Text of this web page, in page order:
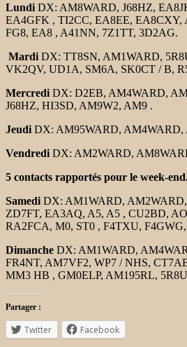
Lundi DX: AM8WARD, J68HZ,
EA4GFK , TI2CC, EA8EE,
FG8, EA8 , A41NN, 7Z1TT, 3D2AG.
Mardi DX: TT8SN, AM1WARD,
VK2QV, UD1A, SM6A, SK0CT / B,
Mercredi DX: D2EB, AM4WARD,
J68HZ, HI3SD, AM9W2, AM9 .
Jeudi DX: AM95WARD,
Vendredi DX: AM2WARD,
5 contacts rapportés pour le week-
Samedi DX: AM1WARD,
ZD7FT, EA3AQ, A5, A5 , CU2BD,
RA2FCA, M0, ST0 , F4TXU,
Dimanche DX: AM1WARD,
FR4NT, AM7VF2, WP7 / NHS,
MM3 HB , GM0ELP, AM195RL,
Partager :
Twitter Facebook